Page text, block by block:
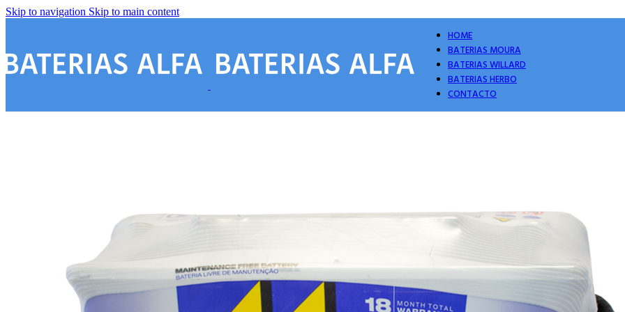
Skip to navigation Skip to main content
HOME
BATERIAS MOURA
BATERIAS WILLARD
BATERIAS HERBO
CONTACTO